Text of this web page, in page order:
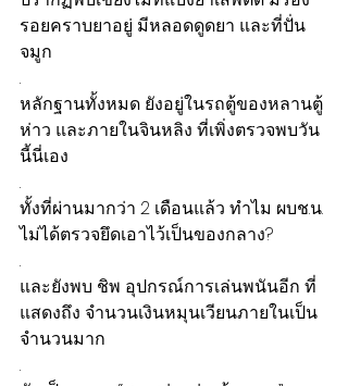
รอยคราบยาอยู่ มีหลอดดูดยา และที่ปั่น
จมูก
.
หลักฐานทั้งหมด ยังอยู่ในรถตู้ของหลานตู้
ห่าว และภายในจินหลิง ที่เพิ่งตรวจพบวัน
นี้นี่เอง
.
ทั้งที่ผ่านมากว่า 2 เดือนแล้ว ทำไม ผบช.น.
ไม่ได้ตรวจยึดเอาไว้เป็นของกลาง?
.
และยังพบ ชิพ อุปกรณ์การเล่นพนันอีก ที่
แสดงถึง จำนวนเงินหมุนเวียนภายในเป็น
จำนวนมาก
.